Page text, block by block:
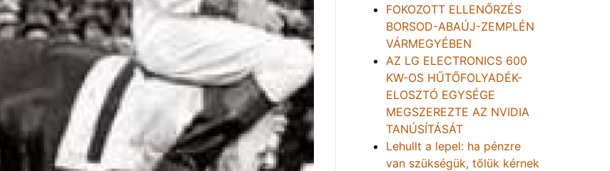
FOKOZOTT ELLENŐRZÉS
BORSOD-ABAÚJ-ZEMPLÉN
VÁRMEGYÉBEN
AZ LG ELECTRONICS 600
KW-OS HŰTŐFOLYADÉK-
ELOSZTÓ EGYSÉGE
MEGSZEREZTE AZ NVIDIA
TANÚSÍTÁSÁT
Lehullt a lepel: ha pénzre
van szükségük, tőlük kérnek